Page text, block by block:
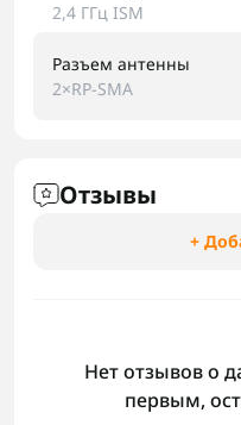
2,4 ГГц ISM
Разъем антенны
2×RP-SMA
Отзывы
+
Нет отзывов о
первым,